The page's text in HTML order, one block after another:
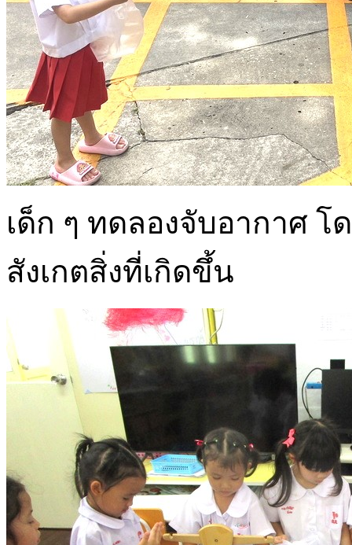
เด็ก ๆ ทดลองจับอากาศ
สังเกตสิ่งที่เกิดขึ้น